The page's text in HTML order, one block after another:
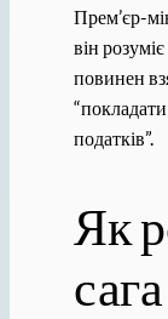
Прем’єр-
він
повинен
податків”.
Як
сага